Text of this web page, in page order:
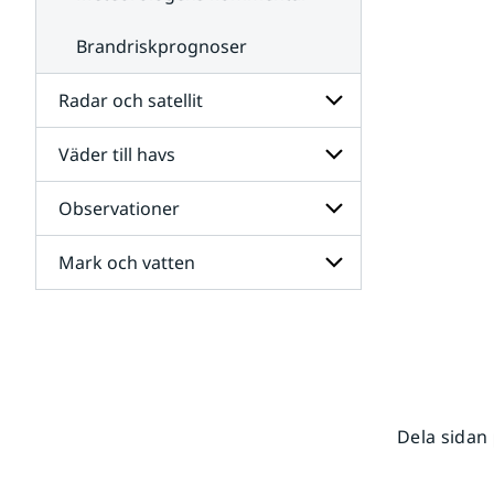
Brandriskprognoser
Radar och satellit
Undersidor
för
Radar
och
satellit
Väder till havs
Undersidor
för
Väder
till
havs
Observationer
Undersidor
för
Mark och vatten
Dela sidan